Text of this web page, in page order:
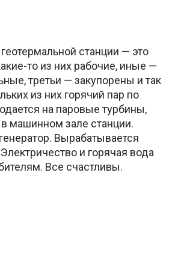
станции — это
то из них рабочие, иные —
третьи — закупорены и так
из них горячий пар по
на паровые турбины,
машинном зале станции.
Вырабатывается
и горячая вода
Все счастливы.